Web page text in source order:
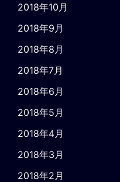
2018年10月
2018年9月
2018年8月
2018年7月
2018年6月
2018年5月
2018年4月
2018年3月
2018年2月